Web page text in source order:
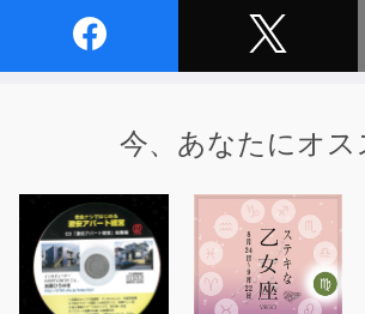
上げる方法、
いてほしいです。今、あなたにオス